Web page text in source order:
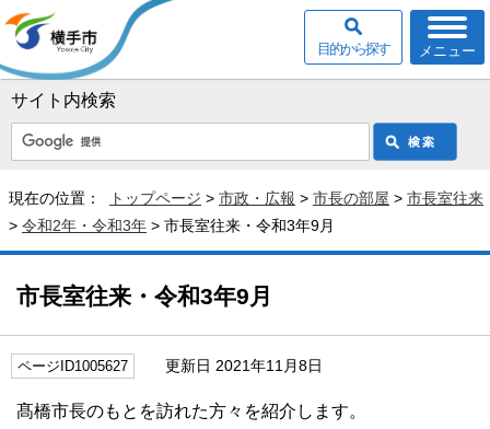
サイト内検索
メニュー
目的から探す
現在の位置： トップページ > 市政・広報 > 市長の部屋 > 市長室往来
> 令和2年・令和3年 > 市長室往来・令和3年9月
市長室往来・令和3年9月
ページID1005627 更新日 2021年11月8日
髙橋市長のもとを訪れた方々を紹介します。